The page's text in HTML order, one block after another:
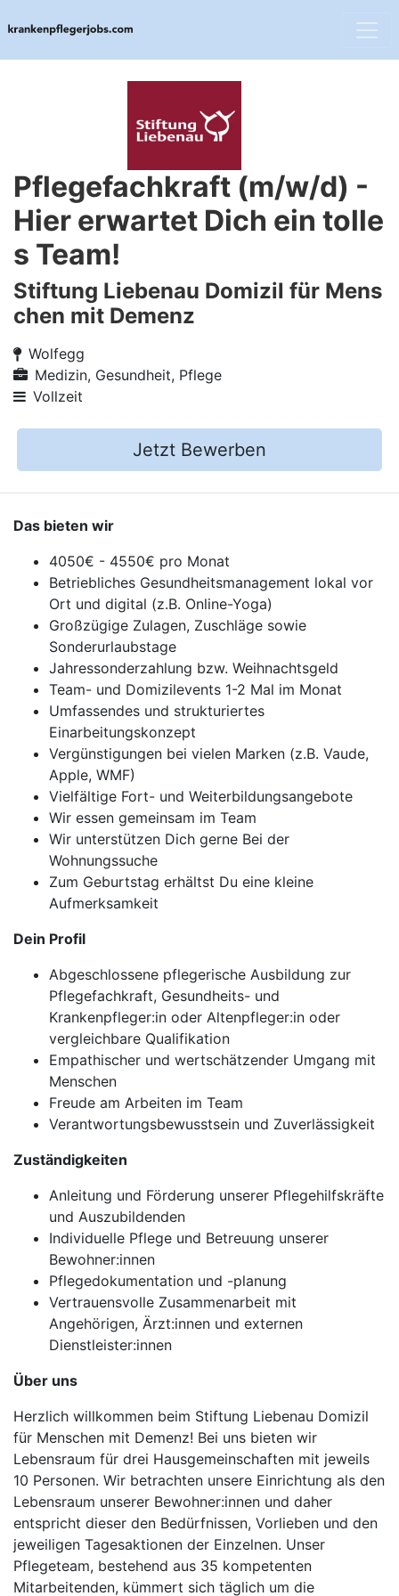
Pflegefachkraft (m/w/d) -
Hier erwartet Dich ein tolle
s Team!
Stiftung Liebenau Domizil für Mens
chen mit Demenz
Wolfegg
Medizin, Gesundheit, Pflege
Vollzeit
Jetzt Bewerben
Das bieten wir
4050€ - 4550€ pro Monat
Betriebliches Gesundheitsmanagement lokal vor
Ort und digital (z.B. Online-Yoga)
Großzügige Zulagen, Zuschläge sowie
Sonderurlaubstage
Jahressonderzahlung bzw. Weihnachtsgeld
Team- und Domizilevents 1-2 Mal im Monat
Umfassendes und strukturiertes
Einarbeitungskonzept
Vergünstigungen bei vielen Marken (z.B. Vaude,
Apple, WMF)
Vielfältige Fort- und Weiterbildungsangebote
Wir essen gemeinsam im Team
Wir unterstützen Dich gerne Bei der
Wohnungssuche
Zum Geburtstag erhältst Du eine kleine
Aufmerksamkeit
Dein Profil
Abgeschlossene pflegerische Ausbildung zur
Pflegefachkraft, Gesundheits- und
Krankenpfleger:in oder Altenpfleger:in oder
vergleichbare Qualifikation
Empathischer und wertschätzender Umgang mit
Menschen
Freude am Arbeiten im Team
Verantwortungsbewusstsein und Zuverlässigkeit
Zuständigkeiten
Anleitung und Förderung unserer Pflegehilfskräfte
und Auszubildenden
Individuelle Pflege und Betreuung unserer
Bewohner:innen
Pflegedokumentation und -planung
Vertrauensvolle Zusammenarbeit mit
Angehörigen, Ärzt:innen und externen
Dienstleister:innen
Über uns
Herzlich willkommen beim Stiftung Liebenau Domizil
für Menschen mit Demenz! Bei uns bieten wir
Lebensraum für drei Hausgemeinschaften mit jeweils
10 Personen. Wir betrachten unsere Einrichtung als den
Lebensraum unserer Bewohner:innen und daher
entspricht dieser den Bedürfnissen, Vorlieben und den
jeweiligen Tagesaktionen der Einzelnen. Unser
Pflegeteam, bestehend aus 35 kompetenten
Mitarbeitenden, kümmert sich täglich um die